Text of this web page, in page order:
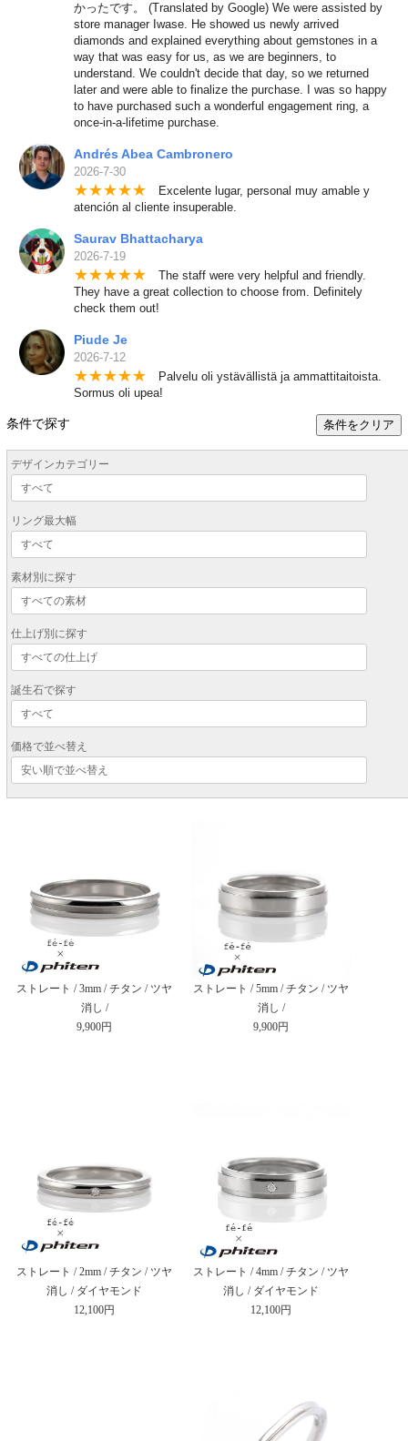
かったです。 (Translated by Google) We were assisted by
store manager Iwase. He showed us newly arrived
diamonds and explained everything about gemstones in a
way that was easy for us, as we are beginners, to
understand. We couldn't decide that day, so we returned
later and were able to finalize the purchase. I was so happy
to have purchased such a wonderful engagement ring, a
once-in-a-lifetime purchase.
Andrés Abea Cambronero
2026-7-30
★★★★★ Excelente lugar, personal muy amable y
atención al cliente insuperable.
Saurav Bhattacharya
2026-7-19
★★★★★ The staff were very helpful and friendly.
They have a great collection to choose from. Definitely
check them out!
Piude Je
2026-7-12
★★★★★ Palvelu oli ystävällistä ja ammattitaitoista.
Sormus oli upea!
条件で探す 条件をクリア
デザインカテゴリー
リング最大幅
素材別に探す
仕上げ別に探す
誕生石で探す
価格で並べ替え
ストレート / 3mm / チタン / ツヤ
消し /
9,900円
ストレート / 2mm / チタン / ツヤ
消し / ダイヤモンド
12,100円
ストレート / 5mm / チタン / ツヤ
消し /
9,900円
ストレート / 4mm / チタン / ツヤ
消し / ダイヤモンド
12,100円